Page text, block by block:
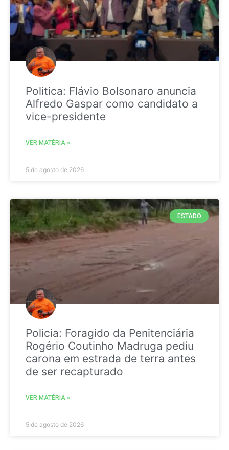
Politica: Flávio Bolsonaro anuncia
Alfredo Gaspar como candidato a
vice-presidente
VER MATÉRIA »
5 de agosto de 2026
ESTADO
Policia: Foragido da Penitenciária
Rogério Coutinho Madruga pediu
carona em estrada de terra antes
de ser recapturado
VER MATÉRIA »
5 de agosto de 2026